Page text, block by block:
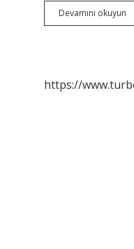
Devamını okuyun
https://